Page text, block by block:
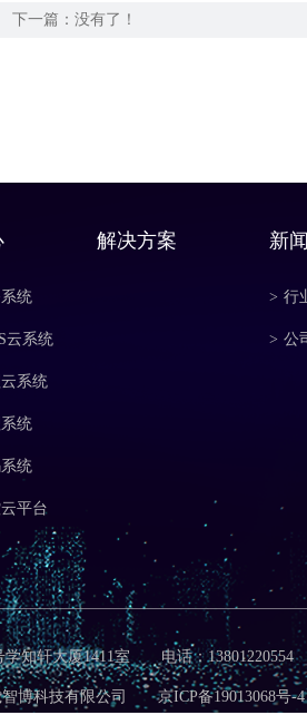
下一篇：没有了！
统
云系统
系统
统
统
平台
解决方案 新
> 行
> 公
学知轩大厦1411室 电话：13801220554
智博科技有限公司京ICP备19013068号-4